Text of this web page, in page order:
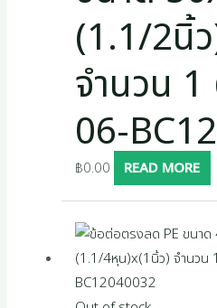
(1.1/2นิ้
จำนวน
06-
฿0.00 READ MORE